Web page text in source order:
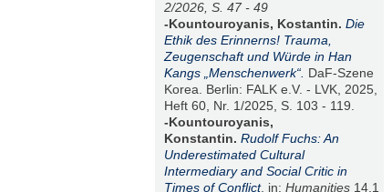
2/2026, S. 47 - 49
-Kountouroyanis, Kostantin. Die
Ethik des Erinnerns! Trauma,
Zeugenschaft und Würde in Han
Kangs „Menschenwerk“. DaF-Szene
Korea. Berlin: FALK e.V. - LVK, 2025,
Heft 60, Nr. 1/2025, S. 103 - 119.
-Kountouroyanis,
Konstantin. Rudolf Fuchs: An
Underestimated Cultural
Intermediary and Social Critic in
Times of Conflict, in: Humanities14,1